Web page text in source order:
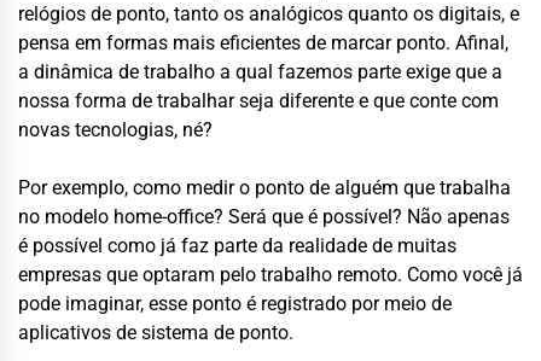
relógios de ponto, tanto os analógicos quanto os digitais, e
pensa em formas mais eficientes de marcar ponto. Afinal,
a dinâmica de trabalho a qual fazemos parte exige que a
nossa forma de trabalhar seja diferente e que conte com
novas tecnologias, né?
Por exemplo, como medir o ponto de alguém que trabalha
no modelo home-office? Será que é possível? Não apenas
é possível como já faz parte da realidade de muitas
empresas que optaram pelo trabalho remoto. Como você já
pode imaginar, esse ponto é registrado por meio de
aplicativos de sistema de ponto.